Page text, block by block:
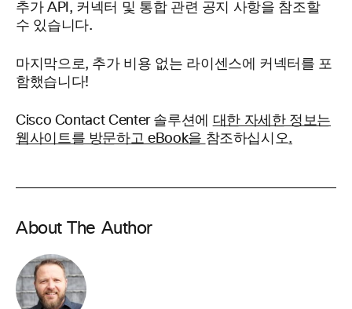
추가 API, 커넥터 및 통합 관련 공지 사항을 참조할
수 있습니다.
마지막으로, 추가 비용 없는 라이센스에 커넥터를 포
함했습니다!
Cisco Contact Center 솔루션에 대한 자세한 정보는
웹사이트를 방문하고 eBook을 참조하십시오.
About The Author